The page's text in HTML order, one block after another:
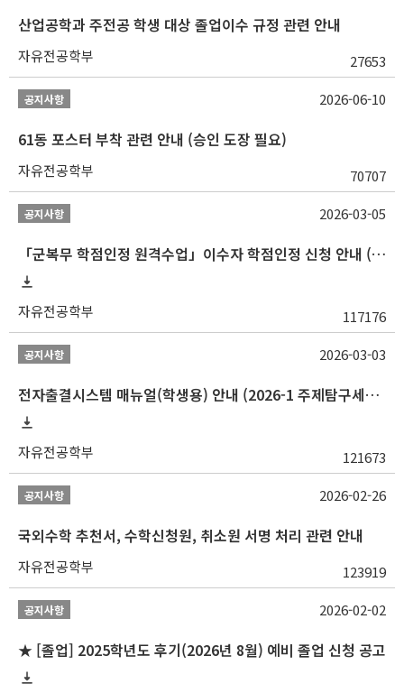
산업공학과 주전공 학생 대상 졸업이수 규정 관련 안내
자유전공학부 27653
공지사항
61동 포스터 부착 관련 안내 (승인 도장 필요)
자유전공학부 70707
2026-06-10
공지사항
「군복무 학점인정 원격수업」이수자 학점인정 신청 안내 (2025-2 이전 군복무 원격수업 수강자 필독)
자유전공학부 117176
2026-03-05
공지사항
전자출결시스템 매뉴얼(학생용) 안내 (2026-1 주제탐구세미나 1 (001 분반) 등)
자유전공학부 121673
2026-03-03
공지사항
국외수학 추천서, 수학신청원, 취소원 서명 처리 관련 안내
자유전공학부 123919
2026-02-26
공지사항
★ [졸업] 2025학년도 후기(2026년 8월) 예비 졸업 신청 공고
2026-02-02